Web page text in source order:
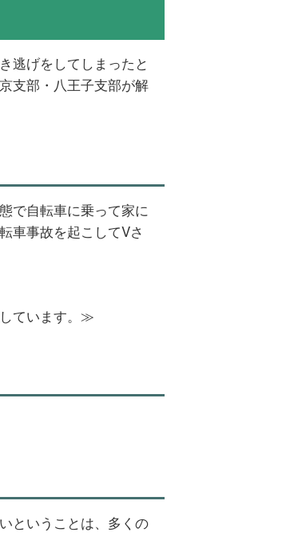
逃げをしてしまったと
支部・八王子支部が解
で自転車に乗って家に
車事故を起こしてVさ
ています。≫
ということは、多くの